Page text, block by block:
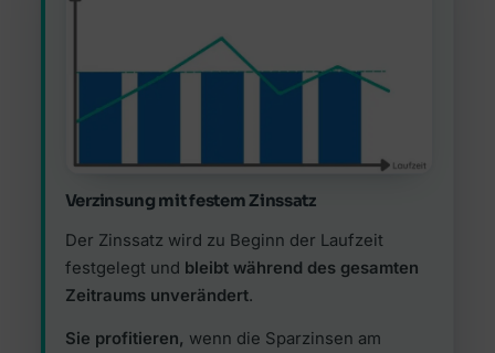
Verzinsung mit festem Zinssatz
Der Zinssatz wird zu Beginn der Laufzeit
festgelegt und bleibt während des gesamten
Zeitraums unverändert.
Sie profitieren, wenn die Sparzinsen am